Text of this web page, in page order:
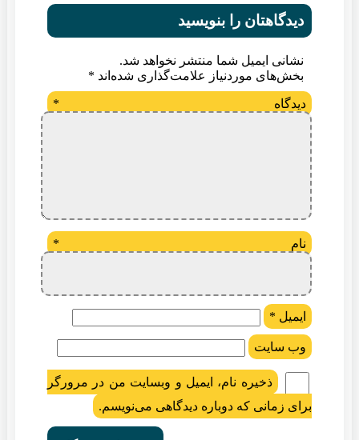
دیدگاهتان را بنویسید
نشانی ایمیل شما منتشر نخواهد شد.
بخش‌های موردنیاز علامت‌گذاری شده‌اند *
دیدگاه *
نام *
ایمیل *
وب‌ سایت
ذخیره نام، ایمیل و وبسایت من در مرورگر
برای زمانی که دوباره دیدگاهی می‌نویسم.